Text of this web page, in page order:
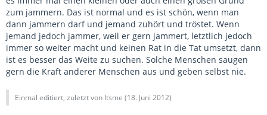
zum jammern. Das ist normal und es ist schön, wenn man
dann jammern darf und jemand zuhört und tröstet. Wenn
jemand jedoch jammer, weil er gern jammert, letztlich jedoch
immer so weiter macht und keinen Rat in die Tat umsetzt, dann
ist es besser das Weite zu suchen. Solche Menschen saugen
gern die Kraft anderer Menschen aus und geben selbst nie.
Einmal editiert, zuletzt von Itsme (18. Juni 2012)